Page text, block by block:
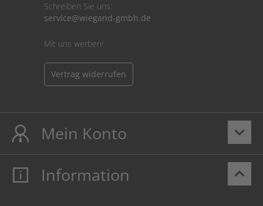
Schreiben Sie uns:
service@wiegand-gmbh.de
Mit uns werben!
Vertrag widerrufen
keyboard_arrow_down
Mein Konto
Mein Konto
keyboard_arrow_up
Information